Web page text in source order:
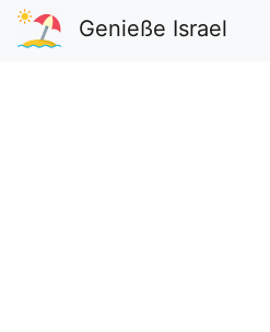
Genieße Israel